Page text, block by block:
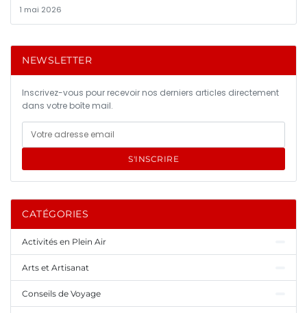
1 mai 2026
NEWSLETTER
Inscrivez-vous pour recevoir nos derniers articles directement
dans votre boîte mail.
S'INSCRIRE
CATÉGORIES
Activités en Plein Air
Arts et Artisanat
Conseils de Voyage